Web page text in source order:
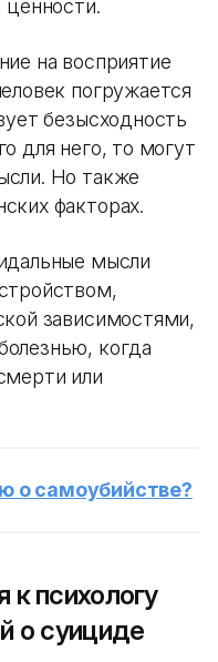
ценности.
на восприятие
погружается
безысходность
для него, то могут
Но также
факторах.
мысли
зависимостями,
когда
или
о самоубийстве?
психологу
о суициде